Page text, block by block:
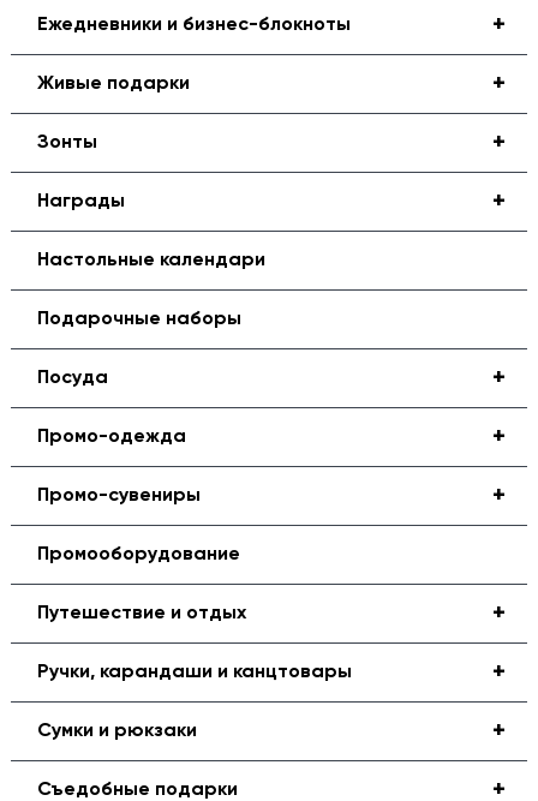
+
Ежедневники и бизнес-блокноты
+
Живые подарки
+
Зонты
+
Награды
Настольные календари
Подарочные наборы
+
Посуда
+
Промо-одежда
+
Промо-сувениры
Промооборудование
+
Путешествие и отдых
+
Ручки, карандаши и канцтовары
+
Сумки и рюкзаки
+
Съедобные подарки